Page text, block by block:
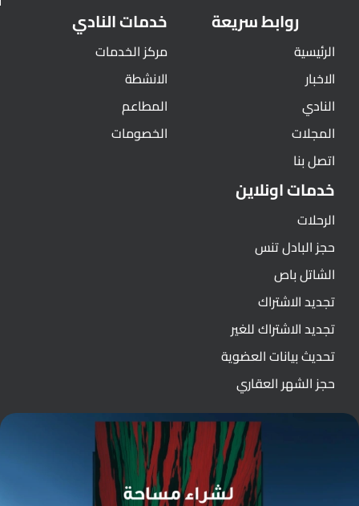
روابط سريعة
الرئيسية
الاخبار
النادي
المجلات
اتصل بنا
خدمات النادي
مركز الخدمات
الانشطة
المطاعم
الخصومات
خدمات اونلاين
الرحلات
حجز البادل تنس
الشاتل باص
تجديد الاشتراك
تجديد الاشتراك للغير
تحديث بيانات العضوية
حجز الشهر العقاري